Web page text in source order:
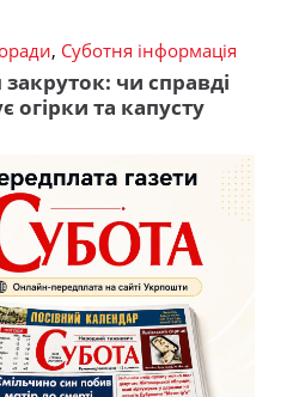
, Суботня інформація
закруток: чи справді
огірки та капусту